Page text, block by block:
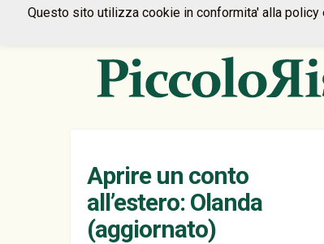
Aprire un conto
all’estero: Olanda
(aggiornato)
Questo sito utilizza cookie in conformita' alla